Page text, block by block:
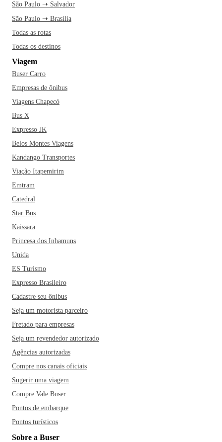
São Paulo ➝ Salvador
São Paulo ➝ Brasília
Todas as rotas
Todas os destinos
Viagem
Buser Carro
Empresas de ônibus
Viagens Chapecó
Bus X
Expresso JK
Belos Montes Viagens
Kandango Transportes
Viação Itapemirim
Emtram
Catedral
Star Bus
Kaissara
Princesa dos Inhamuns
Unida
ES Turismo
Expresso Brasileiro
Cadastre seu ônibus
Seja um motorista parceiro
Fretado para empresas
Seja um revendedor autorizado
Agências autorizadas
Compre nos canais oficiais
Sugerir uma viagem
Compre Vale Buser
Pontos de embarque
Pontos turísticos
Sobre a Buser